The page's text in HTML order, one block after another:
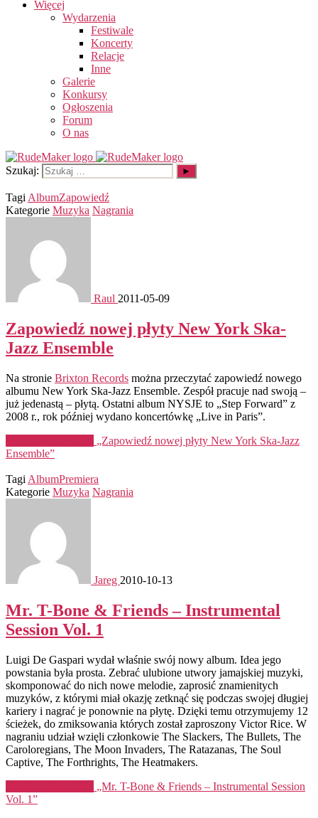
Więcej
Wydarzenia
Festiwale
Koncerty
Relacje
Inne
Galerie
Konkursy
Ogłoszenia
Forum
O nas
Szukaj:
Tagi AlbumZapowiedź
Kategorie Muzyka Nagrania
Raul 2011-05-09
Zapowiedź nowej płyty New York Ska-
Jazz Ensemble
Na stronie Brixton Records można przeczytać zapowiedź nowego
albumu New York Ska-Jazz Ensemble. Zespół pracuje nad swoją –
już jedenastą – płytą. Ostatni album NYSJE to „Step Forward” z
2008 r., rok później wydano koncertówkę „Live in Paris”.
„Zapowiedź nowej płyty New York Ska-Jazz
Ensemble”
Tagi AlbumPremiera
Kategorie Muzyka Nagrania
Jareg 2010-10-13
Mr. T-Bone & Friends – Instrumental
Session Vol. 1
Luigi De Gaspari wydał właśnie swój nowy album. Idea jego
powstania była prosta. Zebrać ulubione utwory jamajskiej muzyki,
skomponować do nich nowe melodie, zaprosić znamienitych
muzyków, z którymi miał okazję zetknąć się podczas swojej długiej
kariery i nagrać je ponownie na płytę. Dzięki temu otrzymujemy 12
ścieżek, do zmiksowania których został zaproszony Victor Rice. W
nagraniu udział wzięli członkowie The Slackers, The Bullets, The
Caroloregians, The Moon Invaders, The Ratazanas, The Soul
Captive, The Forthrights, The Heatmakers.
„Mr. T-Bone & Friends – Instrumental Session
Vol. 1”